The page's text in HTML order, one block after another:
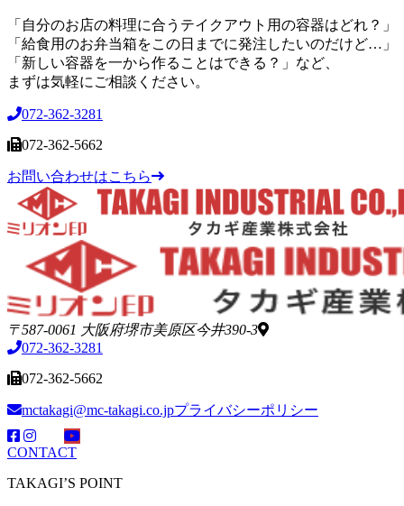
「自分のお店の料理に合うテイクアウト用の容器はどれ？」
「給食用のお弁当箱をこの日までに発注したいのだけど…」
「新しい容器を一から作ることはできる？」など、
まずは気軽にご相談ください。
072-362-3281
072-362-5662
お問い合わせはこちら
〒587-0061 大阪府堺市美原区今井390-3
072-362-3281
072-362-5662
mctakagi@mc-takagi.co.jpプライバシーポリシー
CONTACT
TAKAGI’S POINT